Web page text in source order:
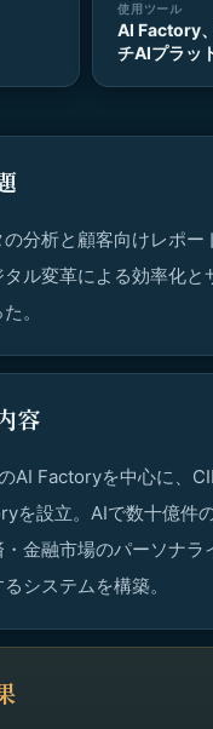
使用ツール
AI Factory
チAIプラッ
分析と顧客向けレポー
ル変革による効率化と
。
容
AI Factoryを中心に、
を設立。AIで数十億件
金融市場のパーソナラ
システムを構築。